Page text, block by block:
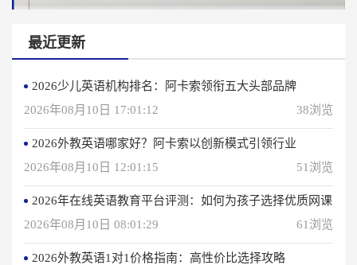
最近更新
2026少儿英语机构排名：阿卡索领衔五大头部品牌
2026年08月10日 17:01:12
38浏览
2026外教英语哪家好？阿卡索以创新模式引领行业
2026年08月10日 12:01:15
51浏览
2026年在线英语教育平台评测：如何为孩子选择优质网课
2026年08月10日 08:01:29
61浏览
2026外教英语1对1价格指南：高性价比选择攻略